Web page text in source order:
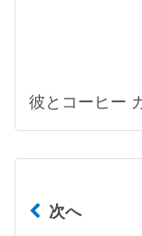
彼とコーヒー
次へ